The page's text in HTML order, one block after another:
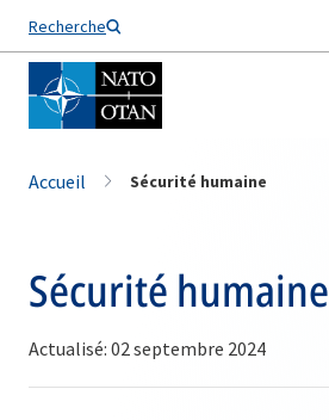
Recherche
Nom de famille*
Accueil Sécurité humaine
Sécurité humaine
Actualisé: 02 septembre 2024